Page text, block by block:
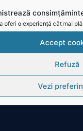
oferi o experiență cât mai
Accept
Refuză
Vezi